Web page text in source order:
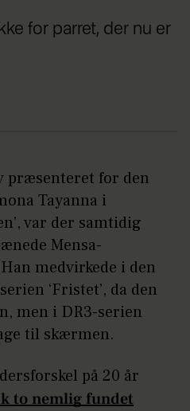
for parret, der nu er
præsenteret for den
Tayanna i
var der samtidig
Mensa-
medvirkede i den
‘Fristet’, da den
men i DR3-serien
til skærmen.
på 20 år
to nemlig fundet